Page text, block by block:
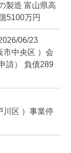
製造 富山県高
5100万円
06/23
市中央区 ）会
請） 負債289
川区 ）事業停